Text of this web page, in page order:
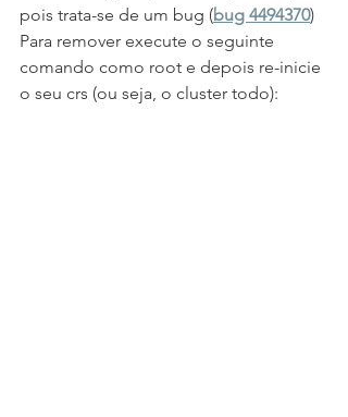
pois trata-se de um bug (bug 4494370)
Para remover execute o seguinte
comando como root e depois re-inicie
o seu crs (ou seja, o cluster todo):